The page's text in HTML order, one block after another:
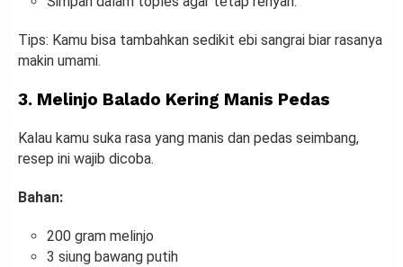
Tips: Kamu bisa tambahkan sedikit ebi sangrai biar rasanya
makin umami.
3. Melinjo Balado Kering Manis Pedas
Kalau kamu suka rasa yang manis dan pedas seimbang,
resep ini wajib dicoba.
Bahan:
200 gram melinjo
3 siung bawang putih